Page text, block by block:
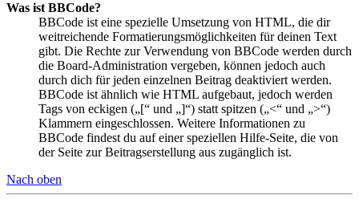
Was ist BBCode?
BBCode ist eine spezielle Umsetzung von HTML, die dir
weitreichende Formatierungsmöglichkeiten für deinen Text
gibt. Die Rechte zur Verwendung von BBCode werden durch
die Board-Administration vergeben, können jedoch auch
durch dich für jeden einzelnen Beitrag deaktiviert werden.
BBCode ist ähnlich wie HTML aufgebaut, jedoch werden
Tags von eckigen („[“ und „]“) statt spitzen („<“ und „>“)
Klammern eingeschlossen. Weitere Informationen zu
BBCode findest du auf einer speziellen Hilfe-Seite, die von
der Seite zur Beitragserstellung aus zugänglich ist.
Nach oben